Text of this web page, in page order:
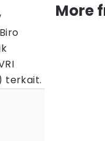
terkait.
More